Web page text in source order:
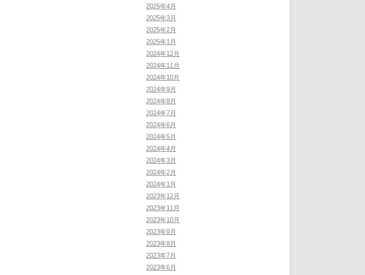
2025年4月
2025年3月
2025年2月
2025年1月
2024年12月
2024年11月
2024年10月
2024年9月
2024年8月
2024年7月
2024年6月
2024年5月
2024年4月
2024年3月
2024年2月
2024年1月
2023年12月
2023年11月
2023年10月
2023年9月
2023年8月
2023年7月
2023年6月